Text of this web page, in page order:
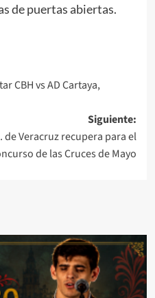
de puertas abiertas.
CBH vs AD Cartaya,
Siguiente:
de Veracruz recupera para el
de las Cruces de Mayo